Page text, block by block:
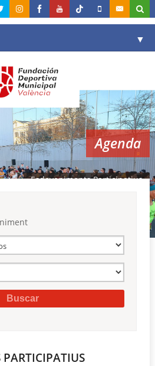
▼
▼
▼
▼
Agenda
Esdeveniments Participatius